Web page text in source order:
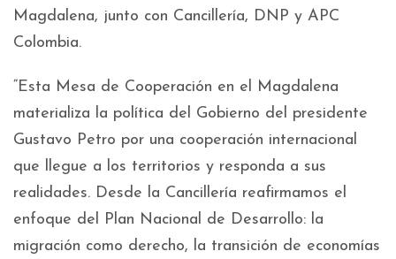
Magdalena, junto con Cancillería, DNP y APC
Colombia.
“Esta Mesa de Cooperación en el Magdalena
materializa la política del Gobierno del presidente
Gustavo Petro por una cooperación internacional
que llegue a los territorios y responda a sus
realidades. Desde la Cancillería reafirmamos el
enfoque del Plan Nacional de Desarrollo: la
migración como derecho, la transición de economías